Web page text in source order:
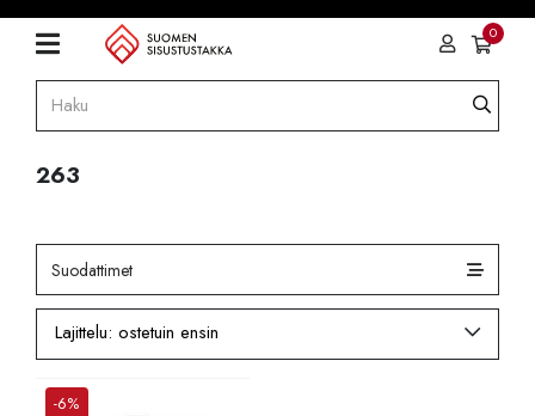
0
263
Suodattimet
-6%